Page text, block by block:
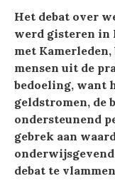
Het debat over
werd gisteren in
met
mensen uit de
bedoeling, want
geldstromen, de
ondersteunend
gebrek aan
debat te